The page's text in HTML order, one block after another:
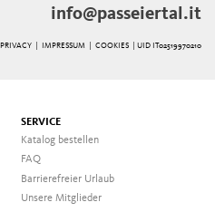
info@passeiertal.it
PRIVACY| IMPRESSUM| COOKIES | UID IT02519970210
SERVICE
Katalog bestellen
FAQ
Barrierefreier Urlaub
Unsere Mitglieder